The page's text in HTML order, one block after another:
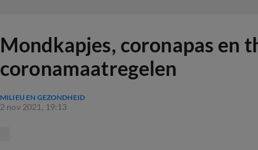
Mondkapjes, coronapas en
coronamaatregelen
MILIEU EN GEZONDHEID
2 nov 2021, 19:13